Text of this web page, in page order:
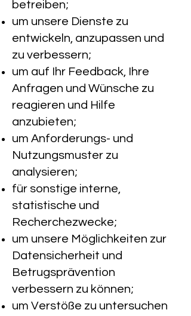
betreiben;
um unsere Dienste zu
entwickeln, anzupassen und
zu verbessern;
um auf Ihr Feedback, Ihre
Anfragen und Wünsche zu
reagieren und Hilfe
anzubieten;
um Anforderungs- und
Nutzungsmuster zu
analysieren;
für sonstige interne,
statistische und
Recherchezwecke;
um unsere Möglichkeiten zur
Datensicherheit und
Betrugsprävention
verbessern zu können;
um Verstöße zu untersuchen